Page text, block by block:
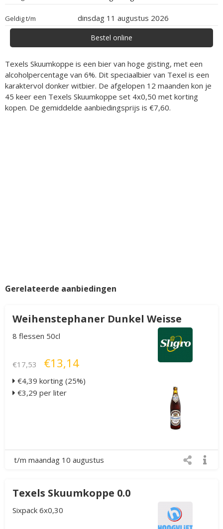
Geldig t/m dinsdag 11 augustus 2026
Bestel online
Texels Skuumkoppe is een bier van hoge gisting, met een
alcoholpercentage van 6%. Dit speciaalbier van Texel is een
karaktervol donker witbier. De afgelopen 12 maanden kon je
45 keer een Texels Skuumkoppe set 4x0,50 met korting
kopen. De gemiddelde aanbiedingsprijs is €7,60.
Gerelateerde aanbiedingen
Weihenstephaner Dunkel Weisse
8 flessen 50cl
€17,53 €13,14
€4,39 korting (25%)
€3,29 per liter
t/m maandag 10 augustus
Texels Skuumkoppe 0.0
Sixpack 6x0,30